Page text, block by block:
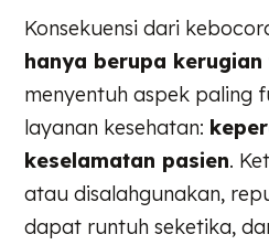
Konsekuensi dari
hanya berupa
menyentuh aspek paling
layanan kesehatan:
keselamatan pasien.
atau disalahgunakan,
dapat runtuh seketika,